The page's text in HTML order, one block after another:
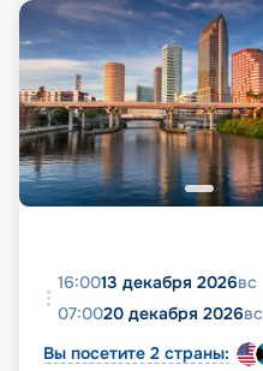
16:0013 декабря 2026вс
07:0020 декабря 2026вс
Вы посетите 2 страны: